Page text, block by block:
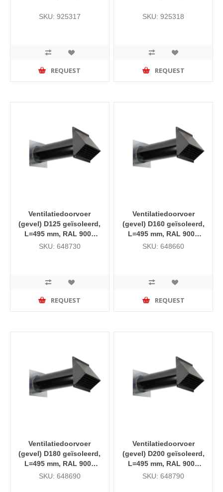
SKU: 925317
REQUEST
SKU: 925318
REQUEST
Ventilatiedoorvoer
(gevel) D125 geïsoleerd,
L=495 mm, RAL 9005
(zwart)
SKU: 648730
REQUEST
Ventilatiedoorvoer
(gevel) D160 geïsoleerd,
L=495 mm, RAL 9005
(zwart)
SKU: 648660
REQUEST
Ventilatiedoorvoer
(gevel) D180 geïsoleerd,
L=495 mm, RAL 9005
(zwart)
SKU: 648690
Ventilatiedoorvoer
(gevel) D200 geïsoleerd,
L=495 mm, RAL 9005
(zwart)
SKU: 648790